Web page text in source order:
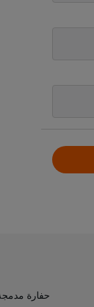
حفارة